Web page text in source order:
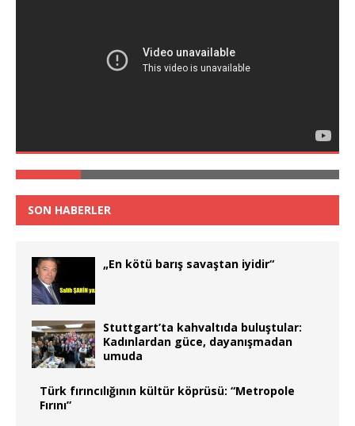
SON HABERLER
„En kötü barış savaştan iyidir“
Stuttgart’ta kahvaltıda buluştular:
Kadınlardan güce, dayanışmadan
umuda
Türk fırıncılığının kültür köprüsü: “Metropole
Fırını”